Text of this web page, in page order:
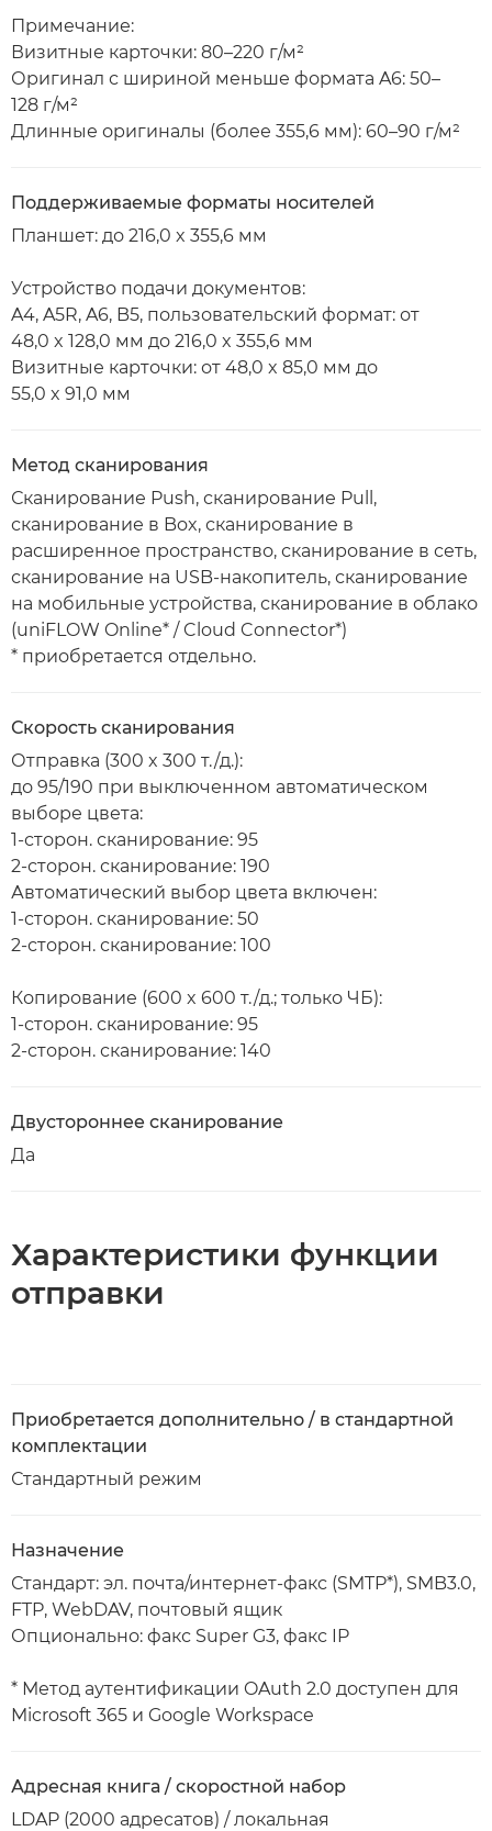
Примечание:
Визитные карточки: 80–220 г/м²
Оригинал с шириной меньше формата A6: 50–
128 г/м²
Длинные оригиналы (более 355,6 мм): 60–90 г/м²
Поддерживаемые форматы носителей
Планшет: до 216,0 x 355,6 мм
Устройство подачи документов:
A4, A5R, A6, B5, пользовательский формат: от
48,0 x 128,0 мм до 216,0 x 355,6 мм
Визитные карточки: от 48,0 x 85,0 мм до
55,0 x 91,0 мм
Метод сканирования
Сканирование Push, сканирование Pull,
сканирование в Box, сканирование в
расширенное пространство, сканирование в сеть,
сканирование на USB-накопитель, сканирование
на мобильные устройства, сканирование в облако
(uniFLOW Online* / Cloud Connector*)
* приобретается отдельно.
Скорость сканирования
Отправка (300 x 300 т./д.):
до 95/190 при выключенном автоматическом
выборе цвета:
1-сторон. сканирование: 95
2-сторон. сканирование: 190
Автоматический выбор цвета включен:
1-сторон. сканирование: 50
2-сторон. сканирование: 100
Копирование (600 x 600 т./д.; только ЧБ):
1-сторон. сканирование: 95
2-сторон. сканирование: 140
Двустороннее сканирование
Да
Характеристики функции
отправки
Приобретается дополнительно / в стандартной
комплектации
Стандартный режим
Назначение
Стандарт: эл. почта/интернет-факс (SMTP*), SMB3.0,
FTP, WebDAV, почтовый ящик
Опционально: факс Super G3, факс IP
* Метод аутентификации OAuth 2.0 доступен для
Microsoft 365 и Google Workspace
Адресная книга / скоростной набор
LDAP (2000 адресатов) / локальная